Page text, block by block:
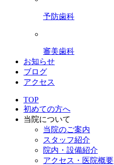
予防歯科
審美歯科
お知らせ
ブログ
アクセス
TOP
初めての方へ
当院について
当院のご案内
スタッフ紹介
院内・設備紹介
アクセス・医院概要